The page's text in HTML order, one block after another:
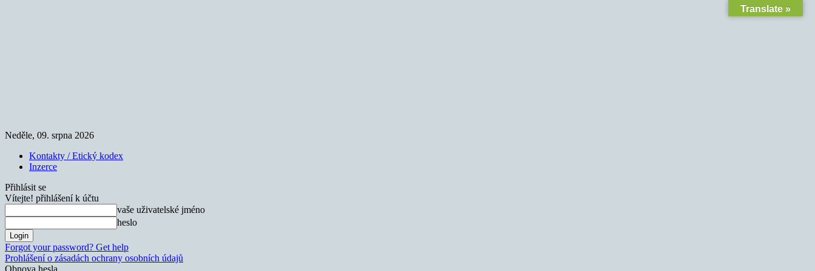
Neděle, 09. srpna 2026
Kontakty / Etický kodex
Inzerce
Přihlásit se
Vítejte! přihlášení k účtu
vaše uživatelské jméno
heslo
Forgot your password? Get help
Prohlášení o zásadách ochrany osobních údajů
Obnova hesla
Translate »